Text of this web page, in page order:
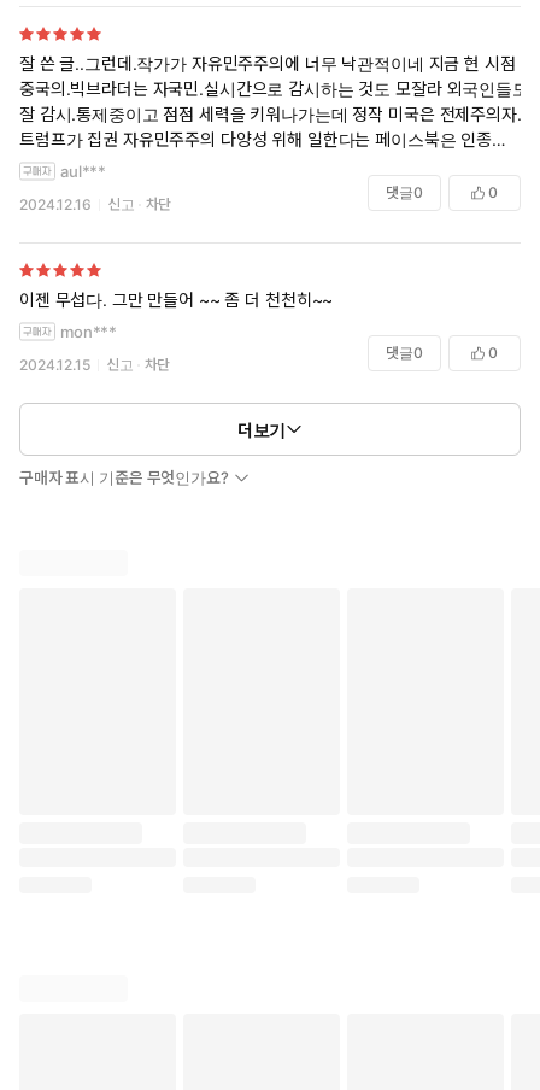
는 생존과 번영의 길을 찾을 수 있을까?
상아탑 속 자신의 방에만 안주하지 않고 정치학, 종교학, 매체학, 진
화생물학, 컴퓨터과학 등 다양한 학제 간 지식을 습득해온 하라리
교수의 독창적인 역사적 시각과 스토리텔링은 인류를 위한 중요한
선택의 순간에 빛을 발한다. 『사피엔스』 『호모 데우스』에서 펼
쳤던 그의 논지가 ‘정보’를 중심으로 통합되어 더 정교하게 실체를
드러내는 『넥서스』에서 우리는 하라리 교수의 도저한 ‘현실주
우리는 실수할 여유가 없다.
잘 쓴 글..그런데.작가가 자유민주주의에 너무 낙관적이네 지금 현 시점
중국의.빅브라더는 자국민.실시간으로 감시하는 것도 모잘라 외국인들도
잘 감시.통제중이고 점점 세력을 키워나가는데 정작 미국은 전제주의자.
트럼프가 집권 자유민주주의 다양성 위해 일한다는 페이스북은 인종청소
에 이용당하고 ㅋㅋㅋ 민주주의가 더 빨리.무너질 거 같은데?
aul***
2024.12.16 신고 차단
댓글0 0
이젠 무섭다. 그만 만들어 ~~ 좀 더 천천히~~
mon***
2024.12.15 신고 차단
댓글0 0
더보기
구매자 표시 기준은 무엇인가요?